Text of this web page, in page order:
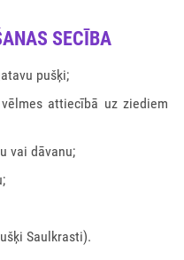
SECĪBA
pušķi;
attiecībā uz ziediem
vai dāvanu;
Saulkrasti).